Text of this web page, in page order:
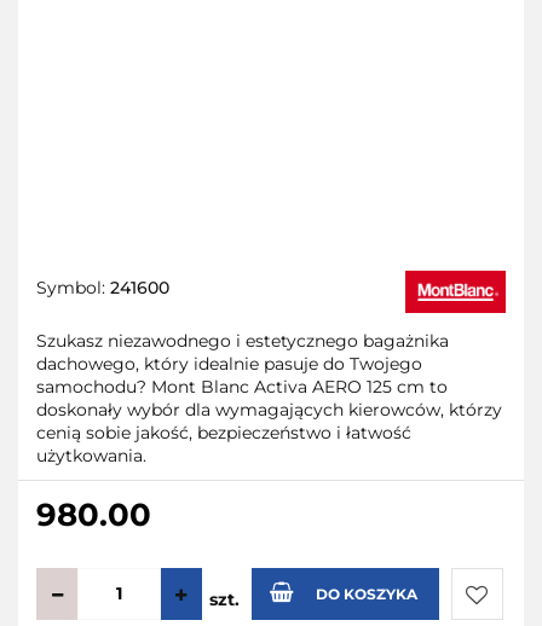
Symbol: 241600
Szukasz niezawodnego i estetycznego bagażnika
dachowego, który idealnie pasuje do Twojego
samochodu? Mont Blanc Activa AERO 125 cm to
doskonały wybór dla wymagających kierowców, którzy
cenią sobie jakość, bezpieczeństwo i łatwość
użytkowania.
980.00
szt. DO KOSZYKA